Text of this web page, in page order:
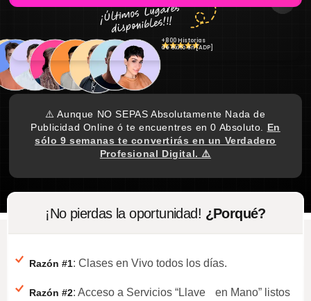
+800 Historias
de éxito en [ADP]
⚠️ Aunque NO SEPAS Absolutamente Nada de
Publicidad Online ó te encuentres en 0 Absoluto. En
sólo 9 semanas te convertirás en un Verdadero
Profesional Digital. ⚠️
¡No pierdas la oportunidad! ¿Porqué?
Razón #1: Clases en Vivo todos los días.
Razón #2: Acceso a Servicios “Llave en Mano” listos